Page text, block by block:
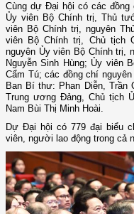
Cùng dự Đại hội có các
Ủy viên Bộ Chính trị, Thủ
viên Bộ Chính trị, nguyên
viên Bộ Chính trị, Chủ tịch
nguyên Ủy viên Bộ Chính trị,
Nguyễn Sinh Hùng; Ủy viên
Cẩm Tú; các đồng chí
Ban Bí thư: Phan Diễn,
Trung ương Đảng, Chủ tịch
Nam Bùi Thị Minh Hoài.
Dự Đại hội có 779 đại biểu
viên, người lao động trong cả